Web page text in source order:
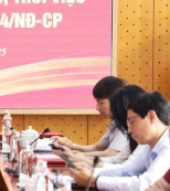
Tác giả Đại tướng Võ
Giáp (Phạm Chí Nhân